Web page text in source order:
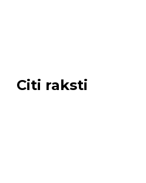
Citi raksti